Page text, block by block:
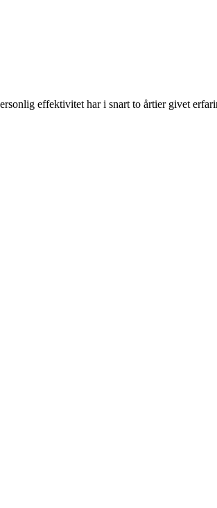
effektivitet har i snart to årtier givet